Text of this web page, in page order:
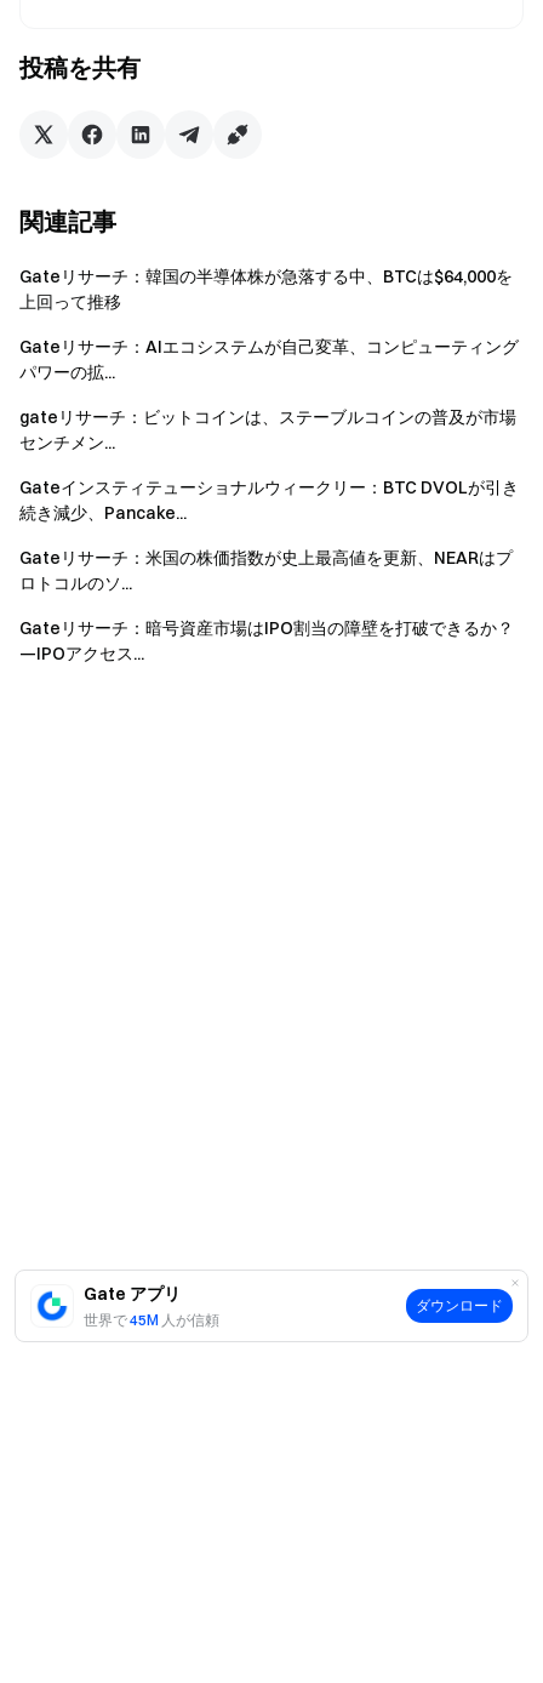
Gate アプリ
世界で45M 人が信頼
ダウンロード
する流れをさらに加速させるポジションにあります。
詳細はこちら →
Gateリサーチ：流動性がコンテンツを生
み出すとき、HooksはDeFiを再び楽しくする
ーチ、トレンド予測、マクロ経済政策分析など、読者に向
ン・暗号資産リサーチプラットフォームです。
免責事項
断を行う前に、ご自身で十分なリサーチを行い、資産や商
Gateは、これらの判断に起因するいかなる損失や損害に
ついても責任を負いません。
Gate チーム
2026 年 6 月 12 日
投稿を共有
関連記事
Gateリサーチ：韓国の半導体株が急落する中、BTCは$64,000を
上回って推移
Gateリサーチ：AIエコシステムが自己変革、コンピューティング
パワーの拡...
gateリサーチ：ビットコインは、ステーブルコインの普及が市場
センチメン...
Gateインスティテューショナルウィークリー：BTC DVOLが引き
続き減少、Pancake...
Gateリサーチ：米国の株価指数が史上最高値を更新、NEARはプ
ロトコルのソ...
Gateリサーチ：暗号資産市場はIPO割当の障壁を打破できるか？
—IPOアクセス...